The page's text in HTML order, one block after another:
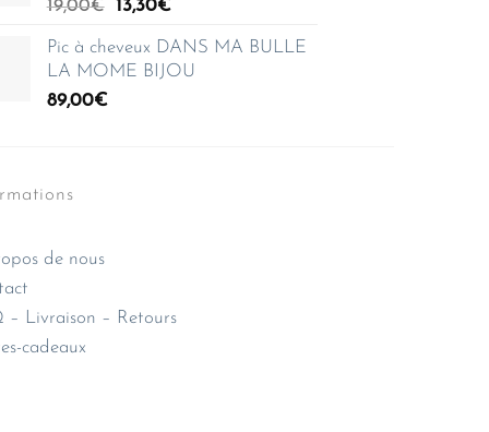
42,00€.
19,00€
Le
initial
était :
13,30€Le
actuel
est :
Pic à cheveux DANS MA BULLE
LA MOME BIJOU
89,00€
de nous
– Livraison – Retours
cadeaux